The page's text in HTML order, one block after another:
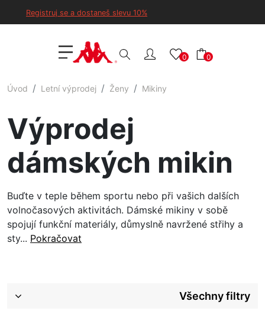
Registruj se a dostaneš slevu 10%
0 0
Úvod Letní výprodej Ženy Mikiny
Výprodej
dámských mikin
Buďte v teple během sportu nebo při vašich dalších
volnočasových aktivitách. Dámské mikiny v sobě
spojují funkční materiály, důmyslně navržené střihy a
sty... Pokračovat
Všechny filtry